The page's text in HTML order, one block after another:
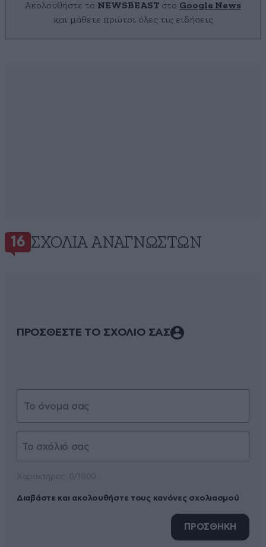
Ακολουθήστε το NEWSBEAST στο Google News
και μάθετε πρώτοι όλες τις ειδήσεις
16 ΣΧΌΛΙΑ ΑΝΑΓΝΩΣΤΏΝ
ΠΡΟΣΘΕΣΤΕ ΤΟ ΣΧΟΛΙΟ ΣΑΣ
Διαβάστε και ακολουθήστε τους κανόνες σχολιασμού
ΠΡΟΣΘΗΚΗ